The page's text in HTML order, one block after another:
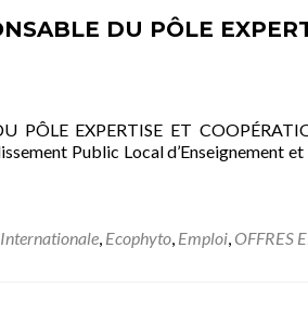
DU PÔLE
PÔLE EXPERTISE ET
Public Local
, Ecophyto, Emploi, OFFRES